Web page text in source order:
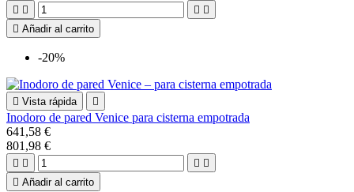
   
 Añadir al carrito
-20%
 Vista rápida 
Inodoro de pared Venice para cisterna empotrada
641,58 €
801,98 €
   
 Añadir al carrito